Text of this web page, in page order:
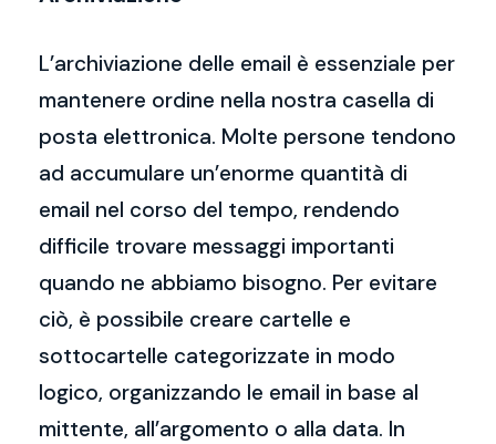
L’archiviazione delle email è essenziale per
mantenere ordine nella nostra casella di
posta elettronica. Molte persone tendono
ad accumulare un’enorme quantità di
email nel corso del tempo, rendendo
difficile trovare messaggi importanti
quando ne abbiamo bisogno. Per evitare
ciò, è possibile creare cartelle e
sottocartelle categorizzate in modo
logico, organizzando le email in base al
mittente, all’argomento o alla data. In